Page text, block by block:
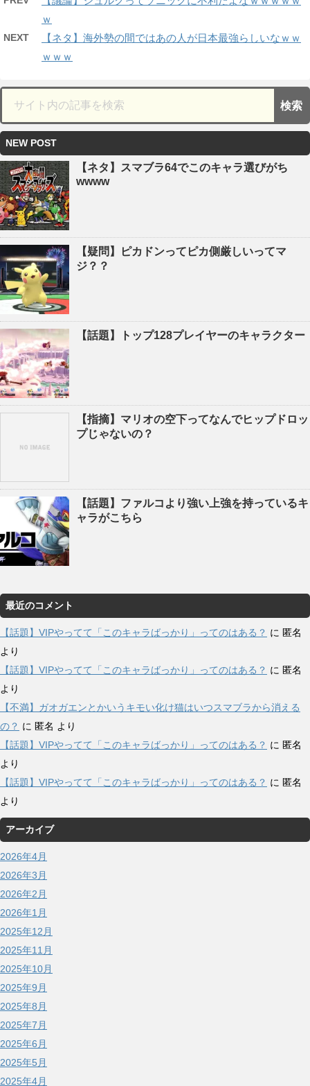
ｗ
NEXT
【ネタ】海外勢の間ではあの人が日本最強らしいなｗｗ
ｗｗｗ
NEW POST
【ネタ】スマブラ64でこのキャラ選びがち
wwww
【疑問】ピカドンってピカ側厳しいってマ
ジ？？
【話題】トップ128プレイヤーのキャラクター
【指摘】マリオの空下ってなんでヒップドロッ
プじゃないの？
【話題】ファルコより強い上強を持っているキ
ャラがこちら
最近のコメント
【話題】VIPやってて「このキャラばっかり」ってのはある？ に 匿名
より
【話題】VIPやってて「このキャラばっかり」ってのはある？ に 匿名
より
【不満】ガオガエンとかいうキモい化け猫はいつスマブラから消える
の？ に 匿名 より
【話題】VIPやってて「このキャラばっかり」ってのはある？ に 匿名
より
【話題】VIPやってて「このキャラばっかり」ってのはある？ に 匿名
より
アーカイブ
2026年4月
2026年3月
2026年2月
2026年1月
2025年12月
2025年11月
2025年10月
2025年9月
2025年8月
2025年7月
2025年6月
2025年5月
2025年4月